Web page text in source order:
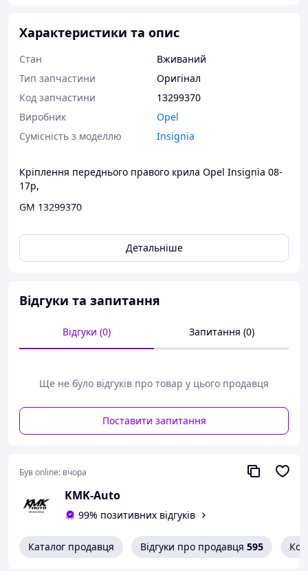
Характеристики та опис
Стан
Вживаний
Тип запчастини
Оригінал
Код запчастини
13299370
Виробник
Opel
Сумісність з моделлю
Insignia
Кріплення переднього правого крила Opel Insignia 08-
17р,
GM 13299370
- оптимальне відношення ціна-якість на
українському ринку;
- здійснення доставки товару на будь-яке поштове
відділення України зручним для Вас перевізником;
- відправка товару в день замовлення;
- повернення запчастин, якщо вони Вам не
підійшли;
- перевірка товару перед відправленням.
Детальніше
Відгуки та запитання
Відгуки (0) Запитання (0)
Ще не було відгуків про товар у цього продавця
Поставити запитання
Був online: вчора
KMK-Auto
99% позитивних відгуків
Каталог продавця Відгуки про продавця 595